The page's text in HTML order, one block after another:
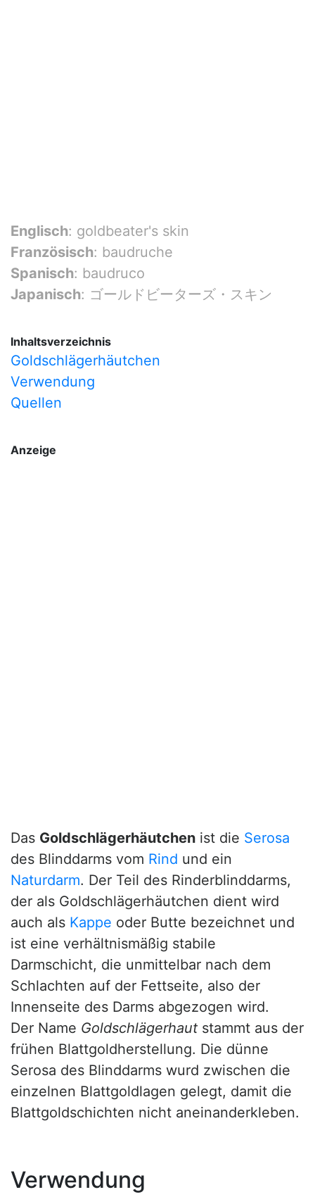
Englisch: goldbeater's skin
Französisch: baudruche
Spanisch: baudruco
Japanisch: ゴールドビーターズ・スキン
Inhaltsverzeichnis
Goldschlägerhäutchen
Verwendung
Quellen
Anzeige
Das Goldschlägerhäutchen ist die Serosa
des Blinddarms vom Rind und ein
Naturdarm. Der Teil des Rinderblinddarms,
der als Goldschlägerhäutchen dient wird
auch als Kappe oder Butte bezeichnet und
ist eine verhältnismäßig stabile
Darmschicht, die unmittelbar nach dem
Schlachten auf der Fettseite, also der
Innenseite des Darms abgezogen wird.
Der Name Goldschlägerhaut stammt aus der
frühen Blattgoldherstellung. Die dünne
Serosa des Blinddarms wurd zwischen die
einzelnen Blattgoldlagen gelegt, damit die
Blattgoldschichten nicht aneinanderkleben.
Verwendung